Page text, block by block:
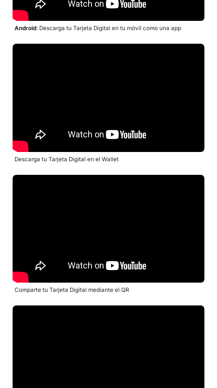
Android: Descarga tu Tarjeta Digital en tu móvil como una app
Descarga tu Tarjeta Digital en el Wallet
Comparte tu Tarjeta Digital mediante el QR